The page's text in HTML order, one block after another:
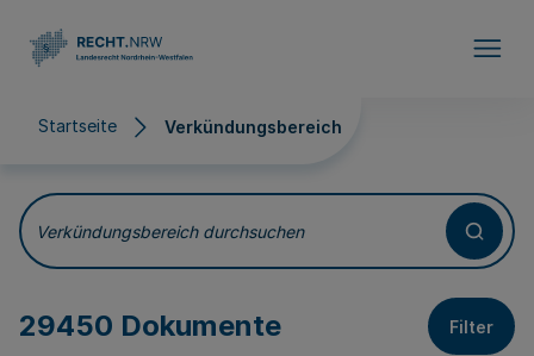
Startseite Verkündungsbereich
Verkündungsbereich
Verkündungsbereich durchsuchen
29450 Dokumente Filter